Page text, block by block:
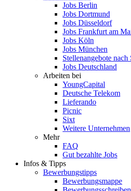
Jobs Berlin
Jobs Dortmund
Jobs Düsseldorf
Jobs Frankfurt am
Jobs Köln
Jobs München
Stellenangebote nach
Jobs Deutschland
Arbeiten bei
YoungCapital
Deutsche Telekom
Lieferando
Picnic
Sixt
Weitere Unternehmen
Mehr
FAQ
Gut bezahlte Jobs
Infos & Tipps
Bewerbungstipps
Bewerbungsmappe